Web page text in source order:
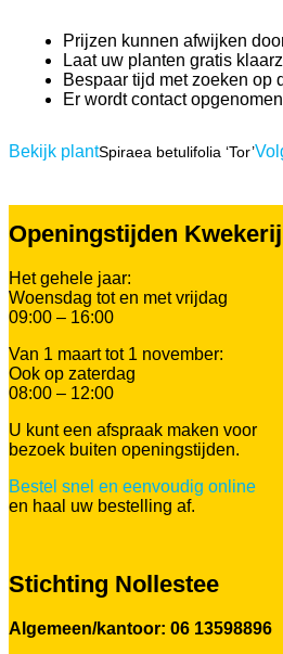
Prijzen kunnen afwijken
Laat uw planten gratis
Bespaar tijd met zoeken op
Er wordt contact
Bekijk plantSpiraea betulifolia ‘Tor’
Openingstijden Kwekerij
Het gehele jaar:
Woensdag tot en met vrijdag
09:00 – 16:00
Van 1 maart tot 1 november:
Ook op zaterdag
08:00 – 12:00
U kunt een afspraak maken voor
bezoek buiten openingstijden.
Bestel snel en eenvoudig online
en haal uw bestelling af.
Stichting Nollestee
Algemeen/kantoor: 06 13598896